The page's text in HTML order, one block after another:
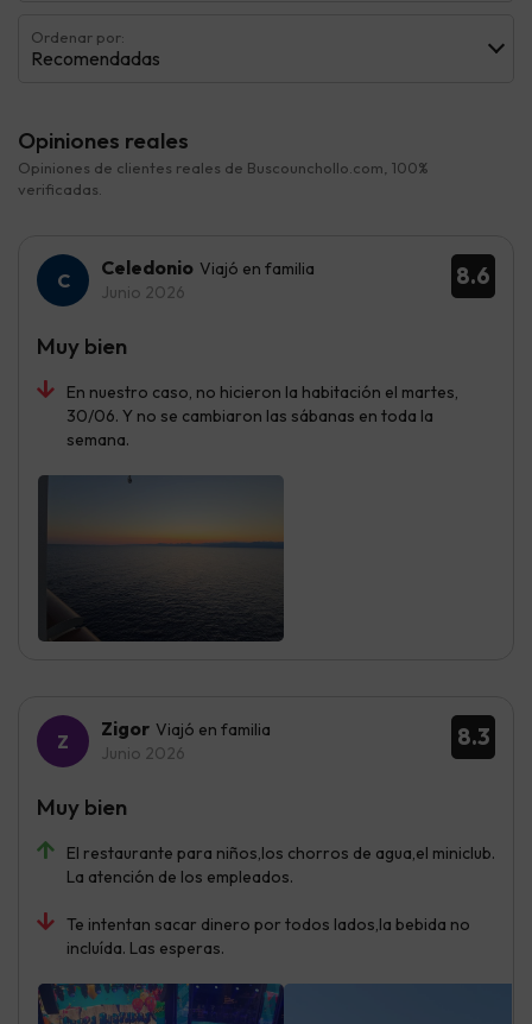
Ordenar por:
Recomendadas
Opiniones reales
Opiniones de clientes reales de Buscounchollo.com, 100%
verificadas.
8.6
Celedonio Viajó en familia
Junio 2026
En nuestro caso, no hicieron la habitación el martes,
30/06. Y no se cambiaron las sábanas en toda la
semana.
Muy bien
8.3
Zigor Viajó en familia
Junio 2026
El restaurante para niños,los chorros de agua,el miniclub.
La atención de los empleados.
Te intentan sacar dinero por todos lados,la bebida no
incluída. Las esperas.
Muy bien